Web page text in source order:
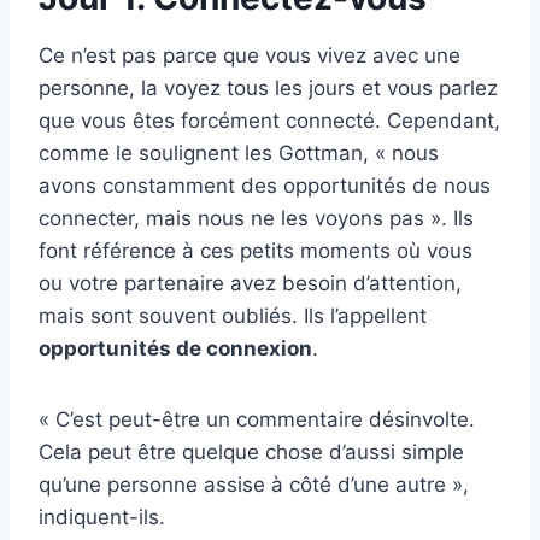
Ce n’est pas parce que vous vivez avec une
personne, la voyez tous les jours et vous parlez
que vous êtes forcément connecté. Cependant,
comme le soulignent les Gottman, « nous
avons constamment des opportunités de nous
connecter, mais nous ne les voyons pas ». Ils
font référence à ces petits moments où vous
ou votre partenaire avez besoin d’attention,
mais sont souvent oubliés. Ils l’appellent
opportunités de connexion.
« C’est peut-être un commentaire désinvolte.
Cela peut être quelque chose d’aussi simple
qu’une personne assise à côté d’une autre »,
indiquent-ils.